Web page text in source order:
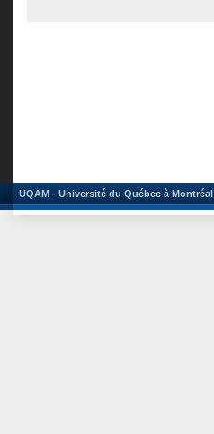
UQAM - Université du Québec à Montréal